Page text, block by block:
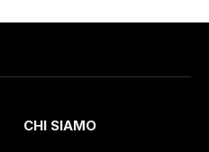
CHI SIAMO